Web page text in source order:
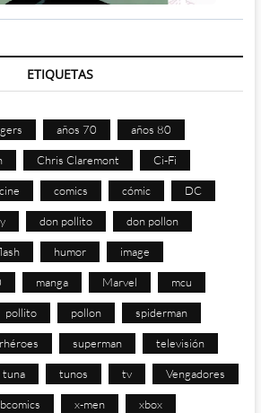
ETIQUETAS
años 70 años 80
Chris Claremont Ci-Fi
cine comics cómic DC
don pollito don pollon
humor image
manga Marvel mcu
pollito pollon spiderman
superman televisión
tuna tunos tv Vengadores
x-men xbox